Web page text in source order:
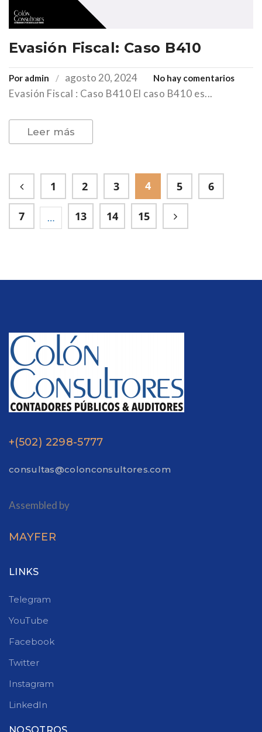
Evasión Fiscal: Caso B410
Por admin agosto 20, 2024 No hay comentariosen
Evasión Fiscal : Caso B410 El caso B410 es...
Leer más
1 2 3 4 5 6
7 … 13 14 15
+(502) 2298-5777
consultas@colonconsultores.com
Assembled by
MAYFER
LINKS
Telegram
YouTube
Facebook
Twitter
Instagram
LinkedIn